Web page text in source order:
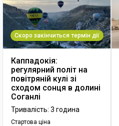
Скоро закінчиться термін дії
Каппадокія:
регулярний політ на
повітряній кулі зі
сходом сонця в долині
Соганлі
Тривалість: 3 година
Стартова ціна